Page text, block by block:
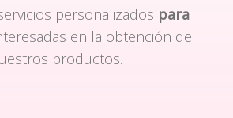
personalizados para
en la obtención de
productos.